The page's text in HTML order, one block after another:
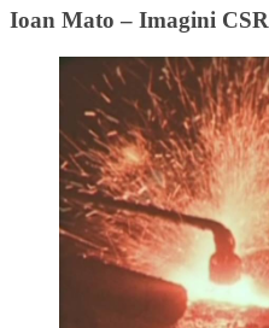
Ioan Mato – Imagini CSR